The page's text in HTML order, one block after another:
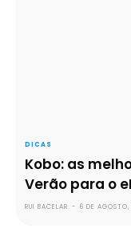
DICAS
Kobo: as
Verão para o
RUI BACELAR - 6 DE